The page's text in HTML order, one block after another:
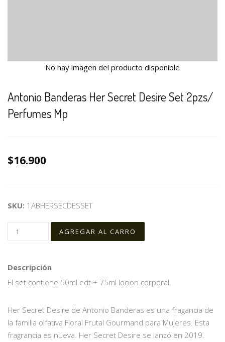
No hay imagen del producto disponible
Antonio Banderas Her Secret Desire Set 2pzs/
Perfumes Mp
$16.900
SKU: 1ABHERSECDESSET
Descripción
El set contiene 50ml edt + 75ml locion corporal.
Her Secret Desire de Antonio Banderas es una fragancia de
la familia olfativa Floral Frutal Gourmand para Mujeres. Esta
fragrancia es nueva. Her Secret Desire se lanzó en 2019.